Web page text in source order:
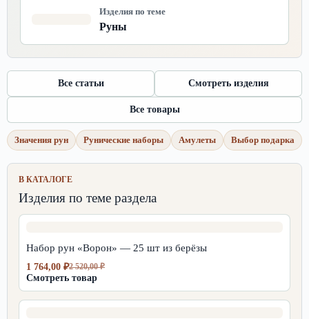
Изделия по теме
Руны
Все статьи Смотреть изделия
Все товары
Значения рун Рунические наборы Амулеты Выбор подарка
В КАТАЛОГЕ
Изделия по теме раздела
Набор рун «Ворон» — 25 шт из берёзы
2 520,00₽
Первоначальная
цена
составляла
1 764,00 ₽
Текущая
цена:
1
Смотреть товар